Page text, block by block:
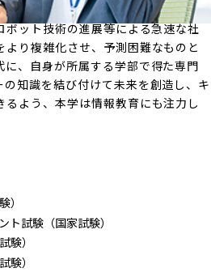
ット技術の進展等による急速な社
り複雑化させ、予測困難なものと
に、自身が所属する学部で得た専門
知識を結び付けて未来を創造し、キ
よう、本学は情報教育にも注力し
）
ト試験（国家試験）
験）
験）